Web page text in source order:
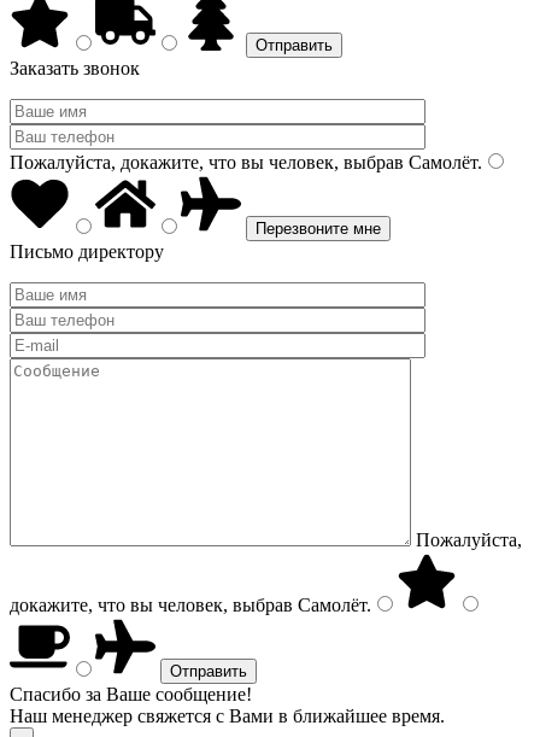
Заказать звонок
Пожалуйста, докажите, что вы человек, выбрав Самолёт.
Письмо директору
Пожалуйста,
докажите, что вы человек, выбрав Самолёт.
Спасибо за Ваше сообщение!
Наш менеджер свяжется с Вами в ближайшее время.